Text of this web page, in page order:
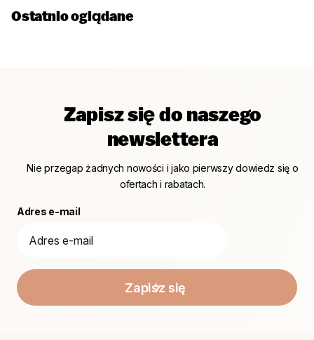
Ostatnio oglądane
Zapisz się do naszego
newslettera
Nie przegap żadnych nowości i jako pierwszy dowiedz się o
ofertach i rabatach.
Adres e-mail
Zapisz się